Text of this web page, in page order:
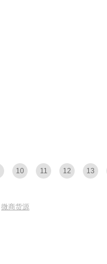
10 11 12 13
微商货源